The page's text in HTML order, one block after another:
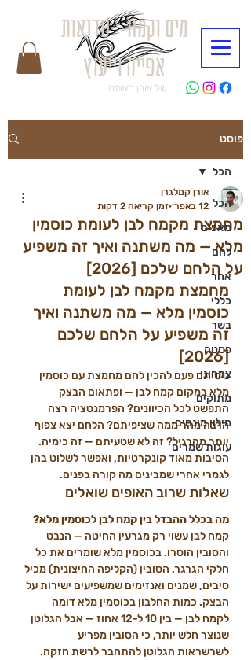
מים וקמח - סדנאות
אפייה וייעוץ
של אורן האופה
פוסט
הכל
מאפים
לחם
אחר
כללי
בשר
פסטה
צמחוני
מתוקים
מילון מונחים
עוגות שמרים
הכל
מחמצת מקמח לבן לעומת כוסמין
מלא — מה משתנה ואיך זה משפיע
על הלחם שלכם [2026]
אורן קמלגרן
12 באפר׳
זמן קריאה 2 דקות
מחמצת מקמח לבן לעומת
כוסמין מלא — מה משתנה ואיך
זה משפיע על הלחם שלכם
[2026]
ניסיתם פעם להכין לחם מחמצת עם כוסמין
מלא במקום קמח לבן — ופתאום הבצק
התפשט לכל הכיוונים? הפרמנטציה רצה
הרבה מהר ממה שציפיתם? הלחם יצא צפוף
יותר מהרגיל? זה לא שטעיתם — זה כימיה.
הסיבות מאוד קונקרטיות, ואפשר לשלוט בהן
לגמרי אחרי שמבינים מה קורה בפנים.
שאלות שרוב האופים שואלים
מה בכלל ההבדל בין קמח לבן לכוסמין מלא?
קמח לבן עשוי רק מגרעין החיטה — הנבט
והסובין הוסרו. בכוסמין מלא שומרים את כל
חלקי הגרגר. הסובין (הקליפה החיצונית) מכיל
סיבים, שמנים ואנזימים שמשפיעים ישירות על
הבצק. כמות החלבון בכוסמין מלא דומה
לקמח לבן — בין 10 ל-12 אחוז — אבל הגלוטן
שנוצר חלש יותר, כי הסובין מפריע
לשרשראות הגלוטן להתחבר לרשת חזקה.